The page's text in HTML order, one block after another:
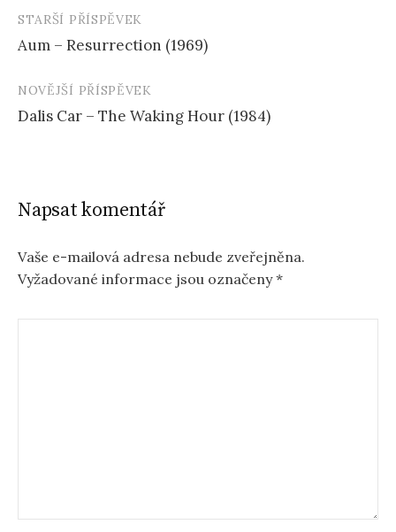
Navigace
příspěvku
STARŠÍ PŘÍSPĚVEK
Aum – Resurrection (1969)
NOVĚJŠÍ PŘÍSPĚVEK
Dalis Car – The Waking Hour (1984)
Napsat komentář
Vaše e-mailová adresa nebude zveřejněna.
Vyžadované informace jsou označeny*